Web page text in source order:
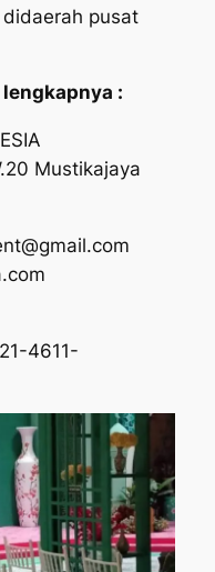
pusat
:
Mustikajaya
4611-